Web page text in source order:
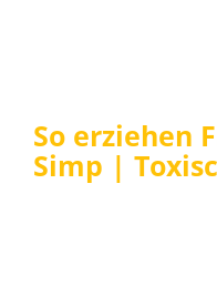
So erziehen
Simp |